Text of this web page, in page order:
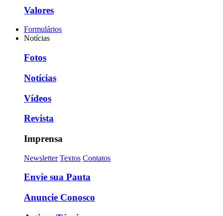
Valores
Formulários
Notícias
Fotos
Notícias
Vídeos
Revista
Imprensa
Newsletter Textos Contatos
Envie sua Pauta
Anuncie Conosco